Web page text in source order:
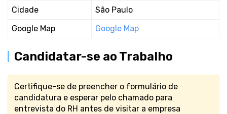
Cidade
São Paulo
Google Map
Google Map
Candidatar-se ao Trabalho
Certifique-se de preencher o formulário de
candidatura e esperar pelo chamado para
entrevista do RH antes de visitar a empresa